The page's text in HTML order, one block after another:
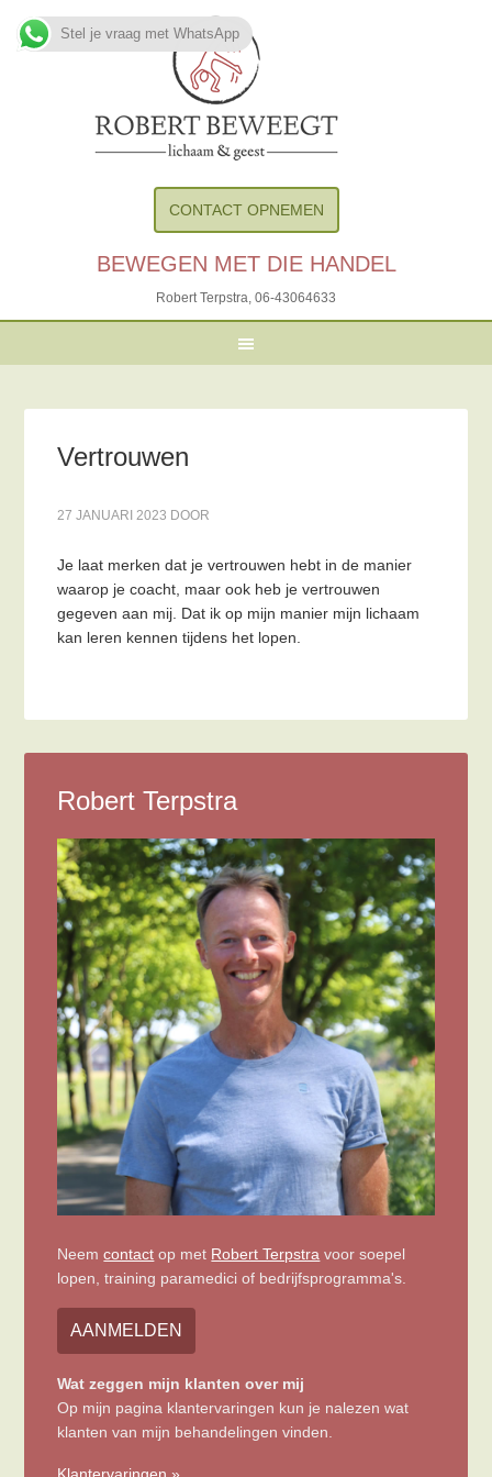
CONTACT OPNEMEN
BEWEGEN MET DIE HANDEL
Robert Terpstra, 06-43064633
Vertrouwen
27 JANUARI 2023 DOOR
Je laat merken dat je vertrouwen hebt in de manier
waarop je coacht, maar ook heb je vertrouwen
gegeven aan mij. Dat ik op mijn manier mijn lichaam
kan leren kennen tijdens het lopen.
Robert Terpstra
Neemcontact op met Robert Terpstra voor soepel
lopen, training paramedici of bedrijfsprogramma's.
AANMELDEN
Wat zeggen mijn klanten over mij
Op mijn pagina klantervaringen kun je nalezen wat
klanten van mijn behandelingen vinden.
Stel je vraag met WhatsApp